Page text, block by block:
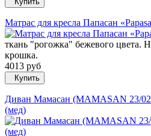
Матрас для кресла Папасан
ткань "рогожка" бежевого цвета.
крошка.
4013 руб
Купить
Диван Мамасан (MAMASAN 23/
(мед)